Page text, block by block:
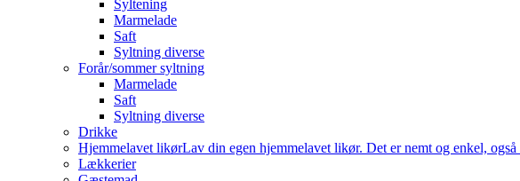
Syltening
Marmelade
Saft
Syltning diverse
Forår/sommer syltning
Marmelade
Saft
Syltning diverse
Drikke
Hjemmelavet likørLav din egen hjemmelavet likør. Det er nemt og enkel, også
Lækkerier